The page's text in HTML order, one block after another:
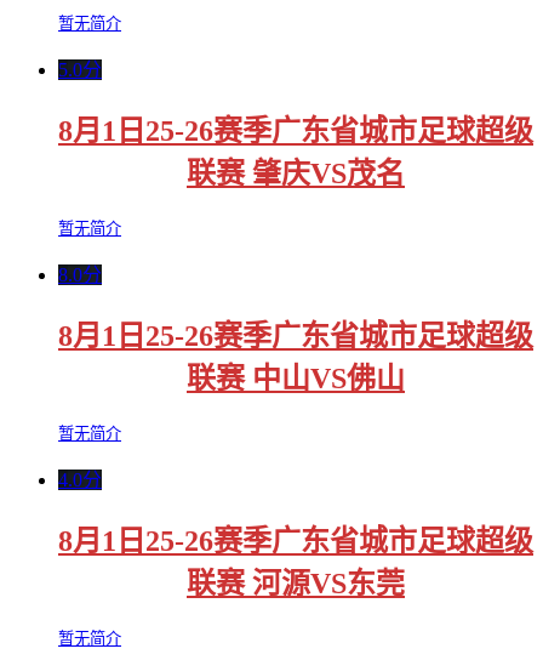
暂无简介
5.0分
8月1日25-26赛季广东省城市足球超级
联赛 肇庆VS茂名
暂无简介
8.0分
8月1日25-26赛季广东省城市足球超级
联赛 中山VS佛山
暂无简介
4.0分
8月1日25-26赛季广东省城市足球超级
联赛 河源VS东莞
暂无简介